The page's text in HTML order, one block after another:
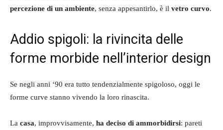
percezione di un ambiente, senza appesantirlo, è il vetro curvo.
Addio spigoli: la rivincita delle
forme morbide nell’interior design
Se negli anni ‘90 era tutto tendenzialmente spigoloso, oggi le
forme curve stanno vivendo la loro rinascita.
La casa, improvvisamente, ha deciso di ammorbidirsi: pareti